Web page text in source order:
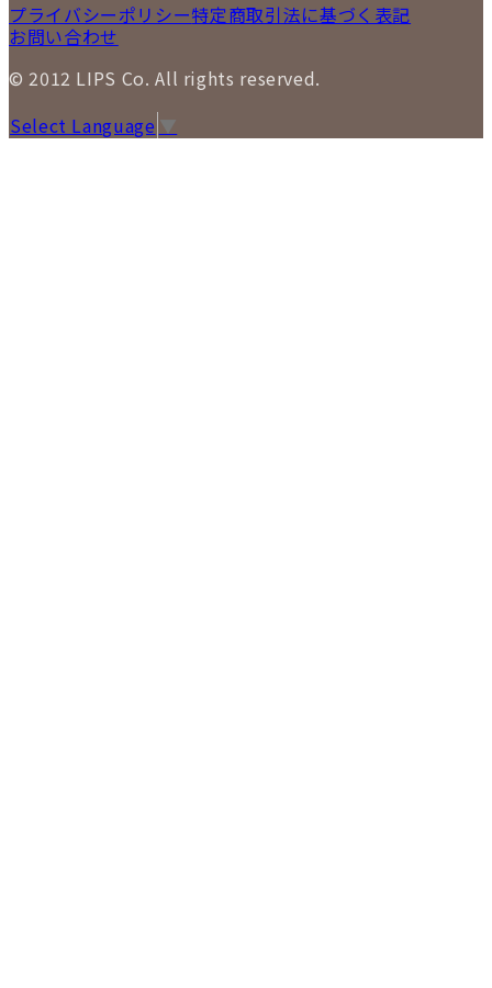
プライバシーポリシー特定商取引法に基づく表記
お問い合わせ
© 2012 LIPS Co. All rights reserved.
Select Language ▼